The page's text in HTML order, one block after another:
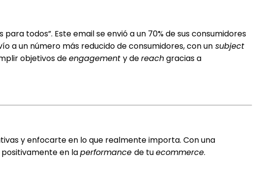
para todos”. Este email se envió a un 70% de sus consumidores
a un número más reducido de consumidores, con un subject
objetivos deengagement y dereachgracias a
y enfocarte en lo que realmente importa. Con una
en laperformance de tuecommerce.